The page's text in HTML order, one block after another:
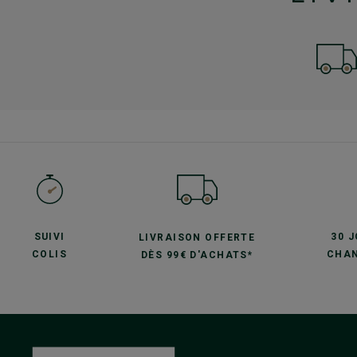
SUIVI
COLIS
LIVRAISON OFFERTE
DÈS 99€ D'ACHATS*
30